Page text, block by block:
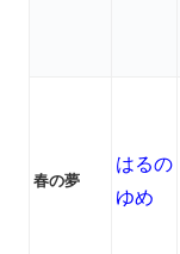
春の夢
はるの
ゆめ